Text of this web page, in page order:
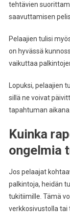
tehtävien
saavuttamisen
Pelaajien tulisi
on hyvässä
vaikuttaa
Lopuksi, pelaajien
sillä ne voivat
tapahtuman aikana.
Kuinka
ongelmia
Jos pelaajat
palkintoja, heidän
tukitiimille. Tämä
verkkosivustolla tai